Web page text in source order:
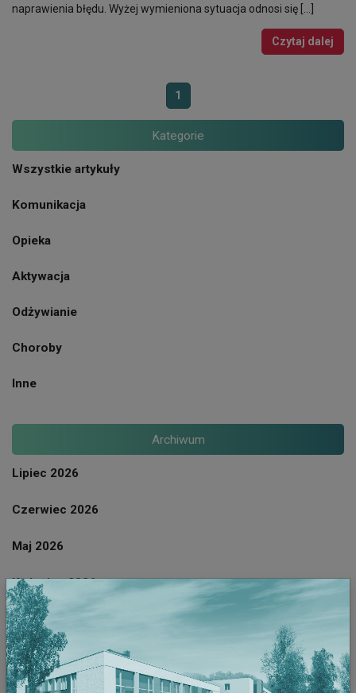
naprawienia błędu. Wyżej wymieniona sytuacja odnosi się […]
Czytaj dalej
1
Kategorie
Wszystkie artykuły
Komunikacja
Opieka
Aktywacja
Odżywianie
Choroby
Inne
Archiwum
Lipiec 2026
Czerwiec 2026
Maj 2026
Kwiecien 2026
Marzec 2026
Luty 2026